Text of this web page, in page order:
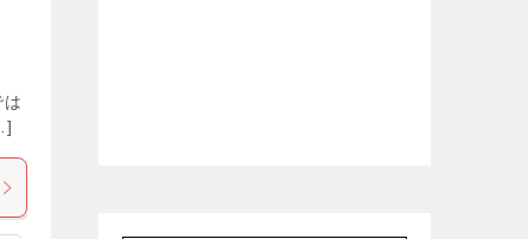
は